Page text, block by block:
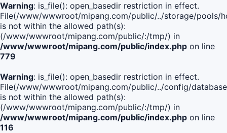
Warning: is_file(): open_basedir restriction in effect.
File(/www/wwwroot/mipang.com/public/../storage/pools/
is not within the allowed path(s):
(/www/wwwroot/mipang.com/public/:/tmp/) in
/www/wwwroot/mipang.com/public/index.php on line
779
Warning: is_file(): open_basedir restriction in effect.
File(/www/wwwroot/mipang.com/public/../config/
is not within the allowed path(s):
(/www/wwwroot/mipang.com/public/:/tmp/) in
/www/wwwroot/mipang.com/public/index.php on line
116